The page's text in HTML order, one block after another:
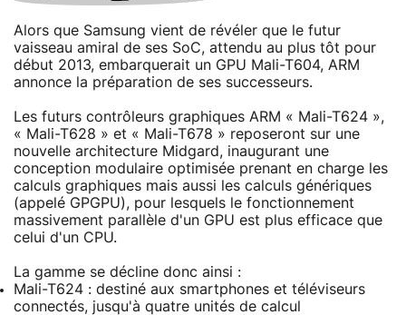
Alors que Samsung vient de révéler que le futur
vaisseau amiral de ses SoC, attendu au plus tôt pour
début 2013, embarquerait un GPU Mali-T604, ARM
annonce la préparation de ses successeurs.
Les futurs contrôleurs graphiques ARM « Mali-T624 »,
« Mali-T628 » et « Mali-T678 » reposeront sur une
nouvelle architecture Midgard, inaugurant une
conception modulaire optimisée prenant en charge les
calculs graphiques mais aussi les calculs génériques
(appelé GPGPU), pour lesquels le fonctionnement
massivement parallèle d'un GPU est plus efficace que
celui d'un CPU.
La gamme se décline donc ainsi :
Mali-T624 : destiné aux smartphones et téléviseurs
connectés, jusqu'à quatre unités de calcul